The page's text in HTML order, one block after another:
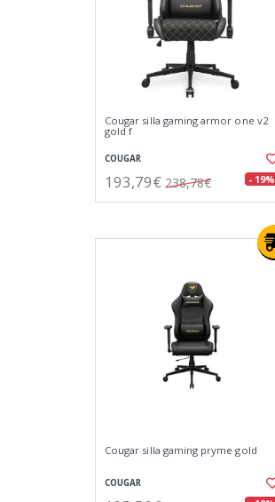
Cougar silla gaming armor one v2
gold f
COUGAR
193,79€ 238,78€ - 19%
Cougar silla gaming pryme gold
COUGAR